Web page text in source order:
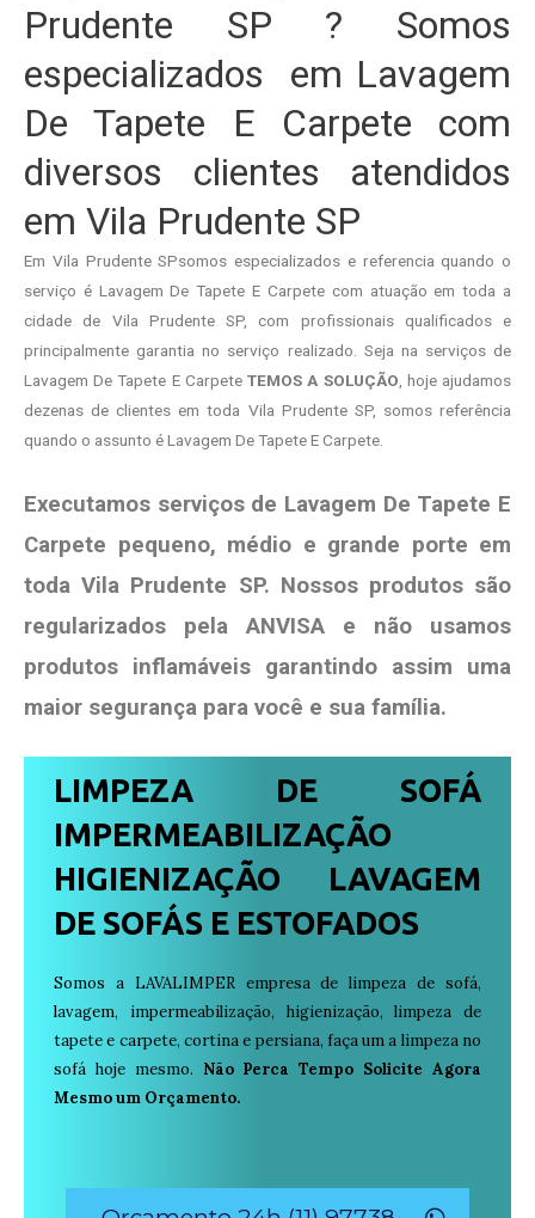
Prudente SP ? Somos
especializados em Lavagem
De Tapete E Carpete com
diversos clientes atendidos
em Vila Prudente SP
Em Vila Prudente SPsomos especializados e referencia quando o
serviço é Lavagem De Tapete E Carpete com atuação em toda a
cidade de Vila Prudente SP, com profissionais qualificados e
principalmente garantia no serviço realizado. Seja na serviços de
Lavagem De Tapete E CarpeteTEMOS A SOLUÇÃO , hoje ajudamos
dezenas de clientes em toda Vila Prudente SP, somos referência
quando o assunto é Lavagem De Tapete E Carpete.
Executamos serviços de Lavagem De Tapete E
Carpete pequeno, médio e grande porte em
toda Vila Prudente SP. Nossos produtos são
regularizados pela ANVISA e não usamos
produtos inflamáveis garantindo assim uma
maior segurança para você e sua família.
LIMPEZA DE SOFÁ
IMPERMEABILIZAÇÃO
HIGIENIZAÇÃO LAVAGEM
DE SOFÁS E ESTOFADOS
Somos a LAVALIMPER empresa de limpeza de sofá,
lavagem, impermeabilização, higienização, limpeza de
tapete e carpete, cortina e persiana, faça um a limpeza no
sofá hoje mesmo. Não Perca Tempo Solicite Agora
Mesmo um Orçamento.